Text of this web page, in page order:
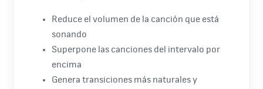
Reduce el volumen de la canción que está
sonando
Superpone las canciones del intervalo por
encima
Genera transiciones más naturales y